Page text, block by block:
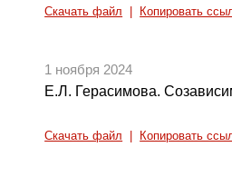
Скачать файл Копировать
1 ноября 2024
Е.Л. Герасимова.
Скачать файл Копировать